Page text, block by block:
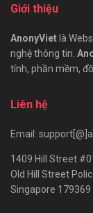
Giới thiệu
AnonyVietlà
nghệ thông tin.
tính, phần mềm,
Liên hệ
Email:
1409 Hill Street
Old Hill Street
Singapore 179369